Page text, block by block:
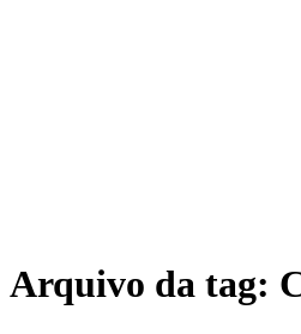
Arquivo da tag: